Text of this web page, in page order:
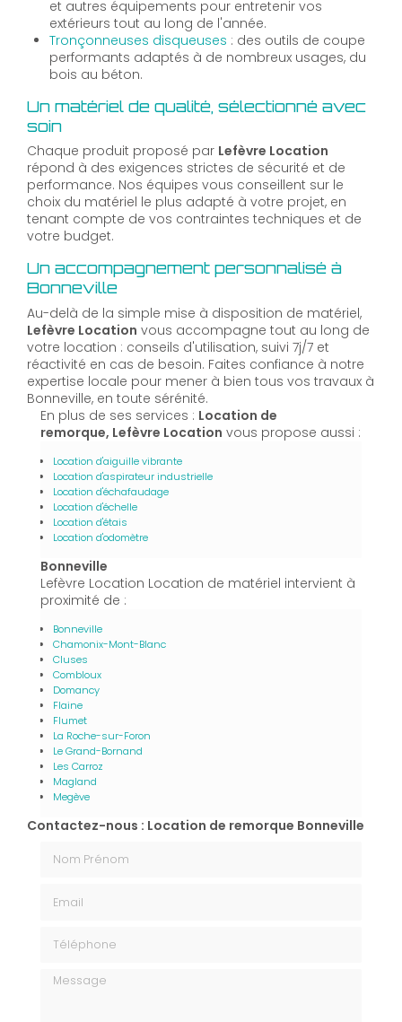
et autres équipements pour entretenir vos
extérieurs tout au long de l'année.
Tronçonneuses disqueuses : des outils de coupe
performants adaptés à de nombreux usages, du
bois au béton.
Un matériel de qualité, sélectionné avec
soin
Chaque produit proposé par Lefèvre Location
répond à des exigences strictes de sécurité et de
performance. Nos équipes vous conseillent sur le
choix du matériel le plus adapté à votre projet, en
tenant compte de vos contraintes techniques et de
votre budget.
Un accompagnement personnalisé à
Bonneville
Au-delà de la simple mise à disposition de matériel,
Lefèvre Location vous accompagne tout au long de
votre location : conseils d'utilisation, suivi 7j/7 et
réactivité en cas de besoin. Faites confiance à notre
expertise locale pour mener à bien tous vos travaux à
Bonneville, en toute sérénité.
En plus de ses services : Location de
remorque, Lefèvre Location vous propose aussi :
Location d'aiguille vibrante
Location d'aspirateur industrielle
Location d'échafaudage
Location d'échelle
Location d'étais
Location d'odomètre
Bonneville
Lefèvre Location Location de matériel intervient à
proximité de :
Bonneville
Chamonix-Mont-Blanc
Cluses
Combloux
Domancy
Flaine
Flumet
La Roche-sur-Foron
Le Grand-Bornand
Les Carroz
Magland
Megève
Contactez-nous : Location de remorque Bonneville
Message